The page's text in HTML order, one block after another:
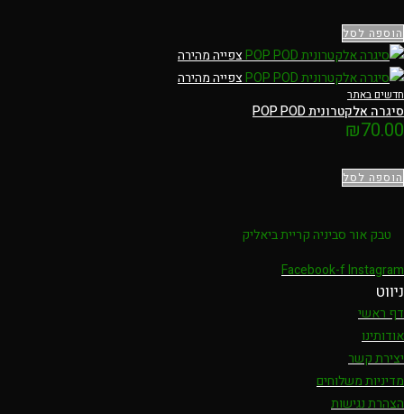
הוספה לסל
צפייה מהירה
צפייה מהירה
חדשים באתר
סיגרה אלקטרונית POP POD
₪70.00
הוספה לסל
טבק אור סביניה קריית ביאליק
Facebook-fInstagram
ניווט
דף ראשי
אודותינו
יצירת קשר
מדיניות משלוחים
הצהרת נגישות